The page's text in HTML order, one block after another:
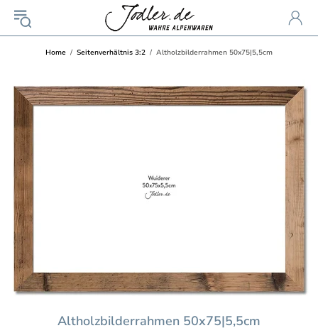
Home Seitenverhältnis 3:2 Altholzbilderrahmen 50x75|5,5cm
Altholzbilderrahmen 50x75|5,5cm